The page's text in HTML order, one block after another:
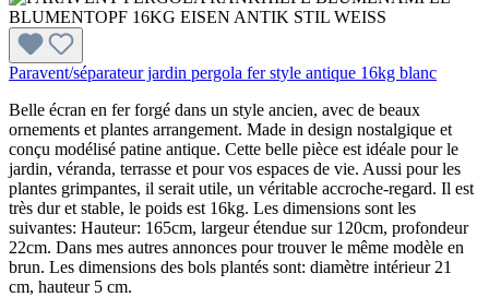
Paravent/séparateur jardin pergola fer style antique 16kg blanc
Belle écran en fer forgé dans un style ancien, avec de beaux
ornements et plantes arrangement. Made in design nostalgique et
conçu modélisé patine antique. Cette belle pièce est idéale pour le
jardin, véranda, terrasse et pour vos espaces de vie. Aussi pour les
plantes grimpantes, il serait utile, un véritable accroche-regard. Il est
très dur et stable, le poids est 16kg. Les dimensions sont les
suivantes: Hauteur: 165cm, largeur étendue sur 120cm, profondeur
22cm. Dans mes autres annonces pour trouver le même modèle en
brun. Les dimensions des bols plantés sont: diamètre intérieur 21
cm, hauteur 5 cm.